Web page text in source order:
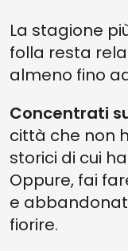
La stagione
folla resta
almeno fino
Concentrati
città che non
storici di cui
Oppure, fai
e
fiorire.